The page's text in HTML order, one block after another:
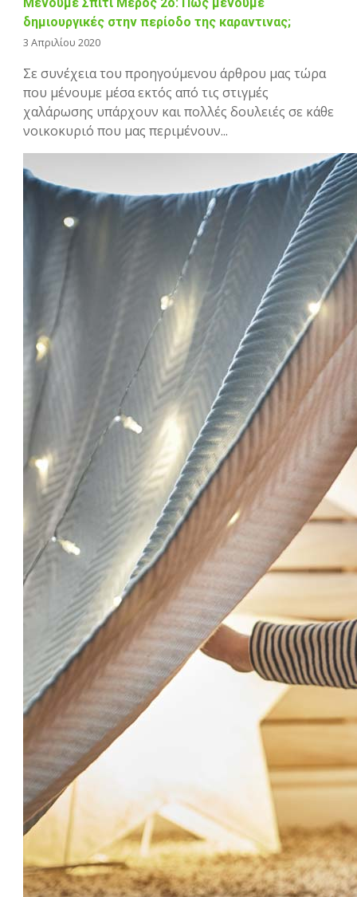
δημιουργικές στην περίοδο της καραντινας;
3 Απριλίου 2020
Σε συνέχεια του προηγούμενου άρθρου μας τώρα
που μένουμε μέσα εκτός από τις στιγμές
χαλάρωσης υπάρχουν και πολλές δουλειές σε κάθε
νοικοκυριό που μας περιμένουν...